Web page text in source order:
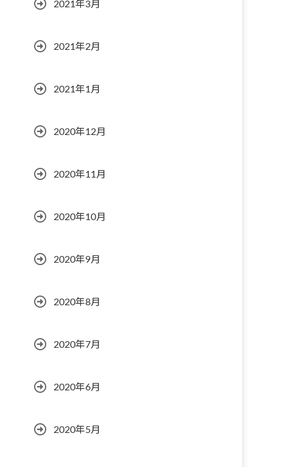
2021年3月
2021年2月
2021年1月
2020年12月
2020年11月
2020年10月
2020年9月
2020年8月
2020年7月
2020年6月
2020年5月